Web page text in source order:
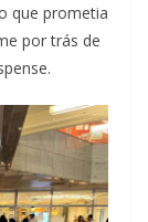
que prometia
por trás de